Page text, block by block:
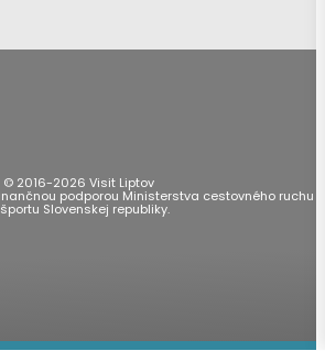
© 2016-2026 Visit Liptov
podporou Ministerstva cestovného ruchu
Slovenskej republiky.